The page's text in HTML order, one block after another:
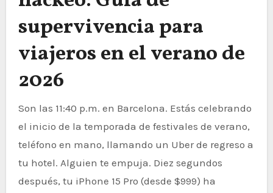
supervivencia para
viajeros en el verano de
2026
Son las 11:40 p.m. en Barcelona. Estás celebrando
el inicio de la temporada de festivales de verano,
teléfono en mano, llamando un Uber de regreso a
tu hotel. Alguien te empuja. Diez segundos
después, tu iPhone 15 Pro (desde $999) ha